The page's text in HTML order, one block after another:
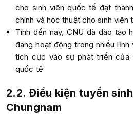
cho sinh viên quốc tế đạt
chính và học thuật cho sinh viên
Tính đến nay, CNU đã đào tạo
đang hoạt động trong nhiều
tích cực vào sự phát triển của
quốc tế
2.2. Điều kiện tuyển sinh
Chungnam